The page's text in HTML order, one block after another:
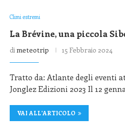
Climi estremi
La Brévine, una piccola
dimeteotrip 15 Febbraio 2024
Tratto da: Atlante degli eventi
Jonglez Edizioni 2023 Il 12
VAI ALL'ARTICOLO